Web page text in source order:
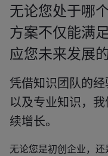
无论您处于哪
方案不仅能满
应您未来发展
凭借知识团队的
以及专业知识，
续增长。
无论您是初创企业，还